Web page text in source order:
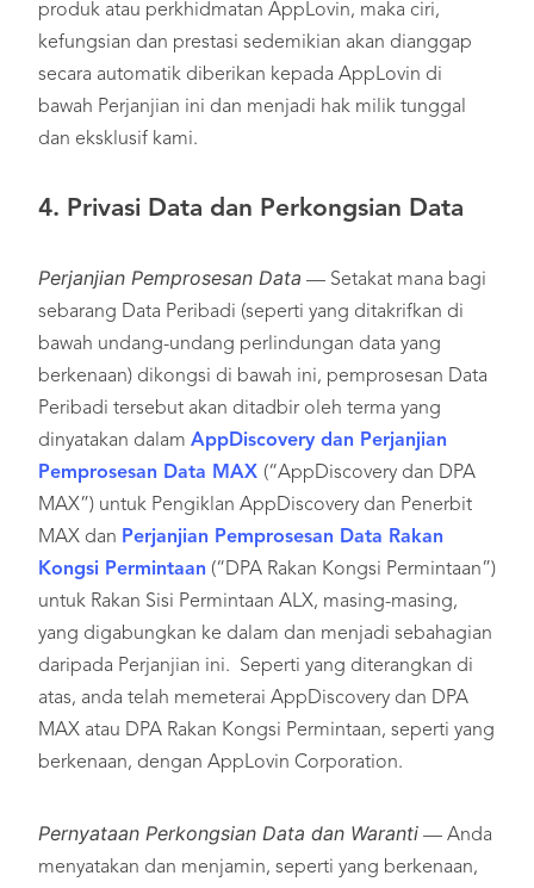
produk atau perkhidmatan AppLovin, maka ciri,
kefungsian dan prestasi sedemikian akan dianggap
secara automatik diberikan kepada AppLovin di
bawah Perjanjian ini dan menjadi hak milik tunggal
dan eksklusif kami.
4. Privasi Data dan Perkongsian Data
Perjanjian Pemprosesan Data — Setakat mana bagi
sebarang Data Peribadi (seperti yang ditakrifkan di
bawah undang-undang perlindungan data yang
berkenaan) dikongsi di bawah ini, pemprosesan Data
Peribadi tersebut akan ditadbir oleh terma yang
dinyatakan dalam AppDiscovery dan Perjanjian
Pemprosesan Data MAX (“AppDiscovery dan DPA
MAX”) untuk Pengiklan AppDiscovery dan Penerbit
MAX dan Perjanjian Pemprosesan Data Rakan
Kongsi Permintaan (“DPA Rakan Kongsi Permintaan”)
untuk Rakan Sisi Permintaan ALX, masing-masing,
yang digabungkan ke dalam dan menjadi sebahagian
daripada Perjanjian ini. Seperti yang diterangkan di
atas, anda telah memeterai AppDiscovery dan DPA
MAX atau DPA Rakan Kongsi Permintaan, seperti yang
berkenaan, dengan AppLovin Corporation.
Pernyataan Perkongsian Data dan Waranti — Anda
menyatakan dan menjamin, seperti yang berkenaan,